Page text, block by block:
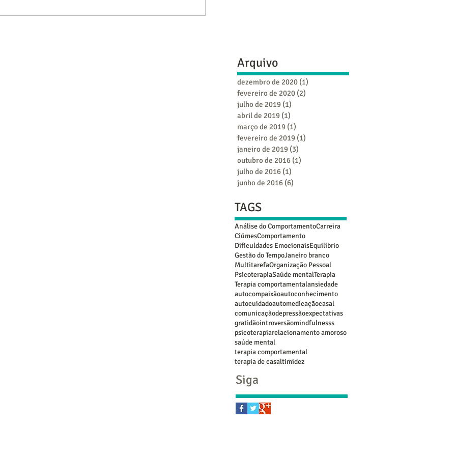
Arquivo
dezembro de 2020 (1)
fevereiro de 2020 (2)
julho de 2019 (1)
abril de 2019 (1)
março de 2019 (1)
fevereiro de 2019 (1)
janeiro de 2019 (3)
outubro de 2016 (1)
julho de 2016 (1)
junho de 2016 (6)
TAGS
Análise do ComportamentoCarreira
CiúmesComportamento
Dificuldades EmocionaisEquilíbrio
Gestão do TempoJaneiro branco
MultitarefaOrganização Pessoal
PsicoterapiaSaúde mentalTerapia
Terapia comportamentalansiedade
autocompaixãoautoconhecimento
autocuidadoautomedicaçãocasal
comunicaçãodepressãoexpectativas
gratidãointroversãomindfulnesss
psicoterapiarelacionamento amoroso
saúde mental
terapia comportamental
terapia de casaltimidez
Siga